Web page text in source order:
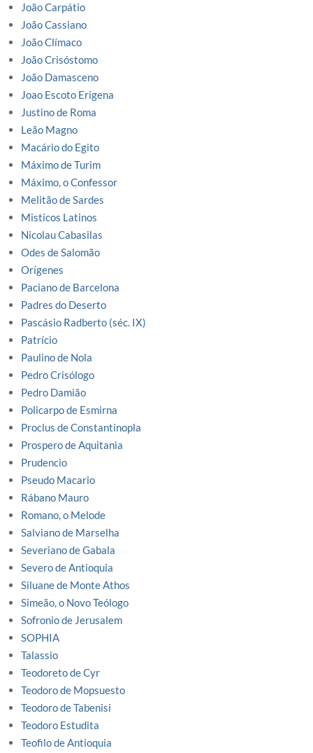
João Carpátio
João Cassiano
João Clímaco
João Crisóstomo
João Damasceno
Joao Escoto Erigena
Justino de Roma
Leão Magno
Macário do Egito
Máximo de Turim
Máximo, o Confessor
Melitão de Sardes
Misticos Latinos
Nicolau Cabasilas
Odes de Salomão
Orígenes
Paciano de Barcelona
Padres do Deserto
Pascásio Radberto (séc. IX)
Patrício
Paulino de Nola
Pedro Crisólogo
Pedro Damião
Policarpo de Esmirna
Proclus de Constantinopla
Prospero de Aquitania
Prudencio
Pseudo Macario
Rábano Mauro
Romano, o Melode
Salviano de Marselha
Severiano de Gabala
Severo de Antioquia
Siluane de Monte Athos
Simeão, o Novo Teólogo
Sofronio de Jerusalem
SOPHIA
Talassio
Teodoreto de Cyr
Teodoro de Mopsuesto
Teodoro de Tabenisi
Teodoro Estudita
Teofilo de Antioquia